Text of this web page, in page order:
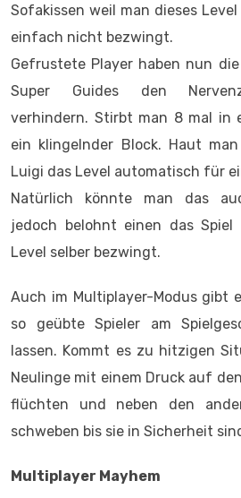
Sofakissen weil man dieses
einfach nicht bezwingt.
Gefrustete Player haben nun
Super Guides den
verhindern. Stirbt man 8 mal in
ein klingelnder Block. Haut
Luigi das Level automatisch für
Natürlich könnte man das
jedoch belohnt einen das
Level selber bezwingt.
Auch im Multiplayer-Modus gibt
so geübte Spieler am
lassen. Kommt es zu hitzigen
Neulinge mit einem Druck auf
flüchten und neben den
schweben bis sie in Sicherheit
Multiplayer Mayhem